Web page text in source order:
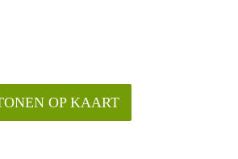
OP KAART